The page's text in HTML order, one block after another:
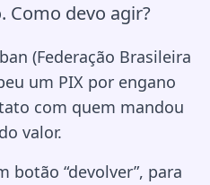
Como devo agir?
(Federação Brasileira
um PIX por engano
com quem mandou
valor.
botão “devolver”, para